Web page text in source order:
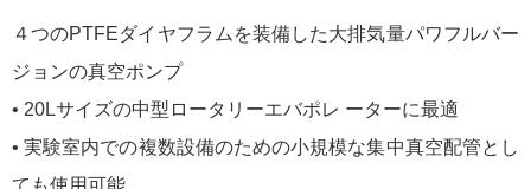
４つのPTFEダイヤフラムを装備した大排気量パワフルバー
ジョンの真空ポンプ
• 20Lサイズの中型ロータリーエバポレ ーターに最適
• 実験室内での複数設備のための小規模な集中真空配管とし
ても使用可能